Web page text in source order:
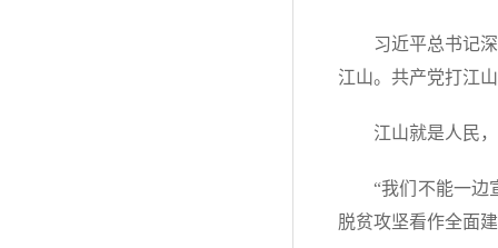
习近平总书记
江山。共产党打江
江山就是人民
“我们不能一边
脱贫攻坚看作全面